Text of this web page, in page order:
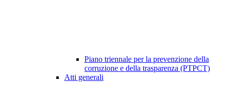
Piano triennale per la prevenzione della
corruzione e della trasparenza (PTPCT)
Atti generali